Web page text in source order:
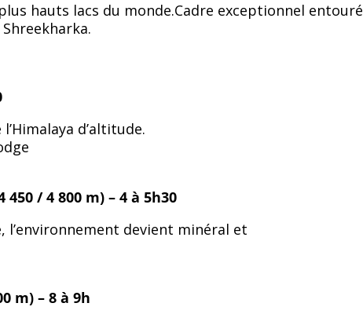
hauts lacs du monde.Cadre exceptionnel entouré
d’altitude.
/ 4 800 m) – 4 à 5h30
l’environnement devient minéral et
m) – 8 à 9h